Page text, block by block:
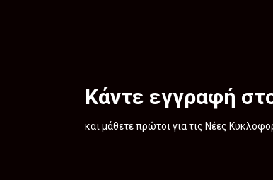
Κάντε εγγραφή
και μάθετε πρώτοι για τις Νέες